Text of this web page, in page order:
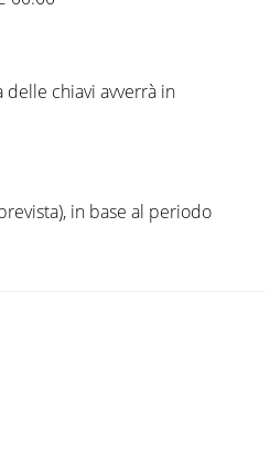
delle chiavi avverrà in
in base al periodo